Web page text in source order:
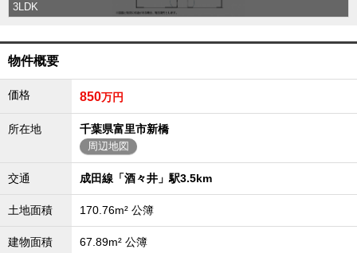
3LDK
物件概要
価格 850万円
所在地 千葉県富里市新橋
周辺地図
交通 成田線「酒々井」駅3.5km
土地面積 170.76m² 公簿
建物面積 67.89m² 公簿
千葉市エリアの新築一戸建
千葉市エリアのマンション
千葉市エリアの土地
外房エリア
外房エリアの新築一戸建
外房エリアのマンション
外房エリアの土地
内房エリア
内房エリアの新築一戸建
内房エリアの中古一戸建
内房エリアの土地